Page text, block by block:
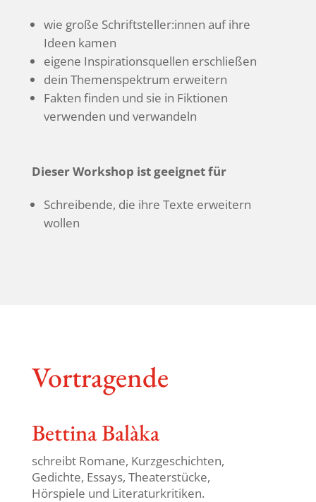
wie große Schriftsteller:innen auf ihre
Ideen kamen
eigene Inspi­ra­ti­ons­quellen erschließen
dein Themen­spek­trum erweitern
Fakten finden und sie in Fiktionen
verwenden und verwandeln
Dieser Work­shop ist geeignet für
Schrei­bende, die ihre Texte erwei­tern
wollen
Vortra­gende
Bettina Balàka
schreibt Romane, Kurz­ge­schichten,
Gedichte, Essays, Thea­ter­stücke,
Hörspiele und Literaturkritiken.